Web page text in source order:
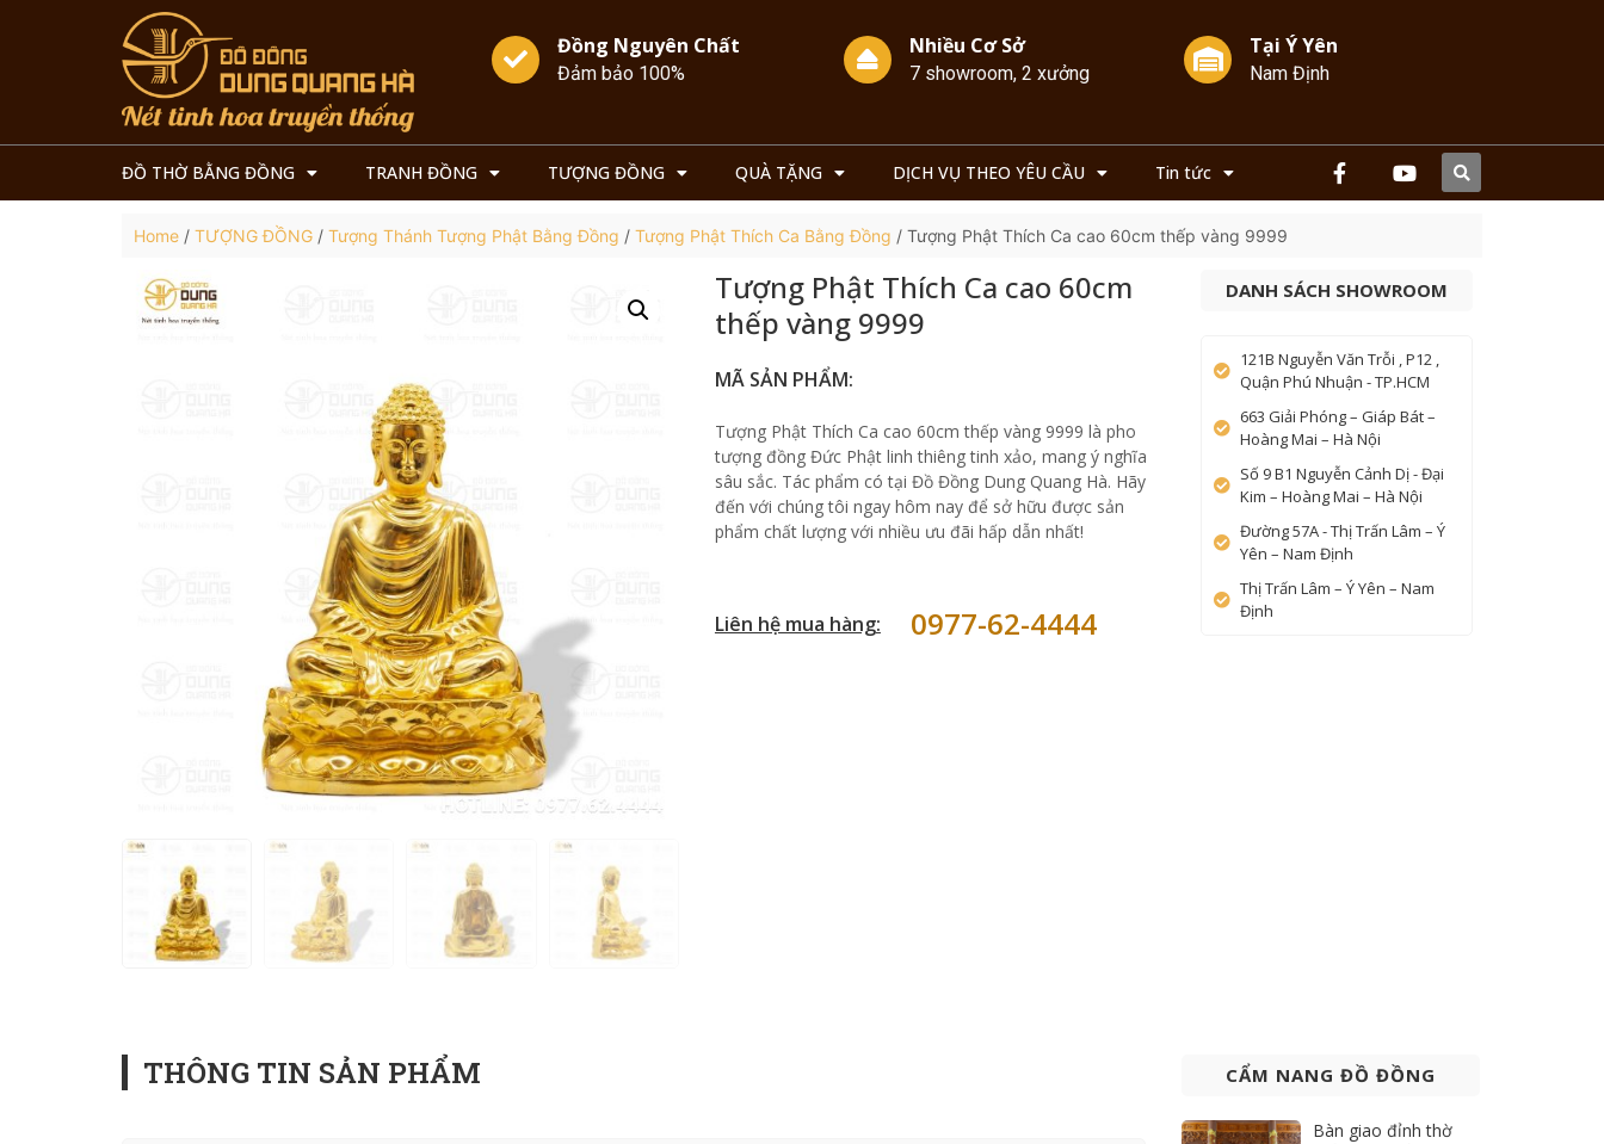
Đồng Nguyên Chất
Đảm bảo 100%
Nhiều Cơ Sở
7 showroom, 2 xưởng
Tại Ý Yên
Nam Định
ĐỒ THỜ BẰNG ĐỒNG TRANH ĐỒNG TƯỢNG ĐỒNG QUÀ TẶNG DỊCH VỤ THEO YÊU CẦU Tin tức
Home / TƯỢNG ĐỒNG / Tượng Thánh Tượng Phật Bằng Đồng / Tượng Phật Thích Ca Bằng Đồng / Tượng Phật Thích Ca cao 60cm thếp vàng 9999
Tượng Phật Thích Ca cao 60cm
thếp vàng 9999
MÃ SẢN PHẨM:
Tượng Phật Thích Ca cao 60cm thếp vàng 9999 là pho
tượng đồng Đức Phật linh thiêng tinh xảo, mang ý nghĩa
sâu sắc. Tác phẩm có tại Đồ Đồng Dung Quang Hà. Hãy
đến với chúng tôi ngay hôm nay để sở hữu được sản
phẩm chất lượng với nhiều ưu đãi hấp dẫn nhất!
Liên hệ mua hàng: 0977-62-4444
DANH SÁCH SHOWROOM
121B Nguyễn Văn Trỗi , P12 ,
Quận Phú Nhuận - TP.HCM
663 Giải Phóng – Giáp Bát –
Hoàng Mai – Hà Nội
Số 9 B1 Nguyễn Cảnh Dị - Đại
Kim – Hoàng Mai – Hà Nội
Đường 57A - Thị Trấn Lâm – Ý
Yên – Nam Định
Thị Trấn Lâm – Ý Yên – Nam
Định
THÔNG TIN SẢN PHẨM CẨM NANG ĐỒ ĐỒNG
Bàn giao đỉnh thờ